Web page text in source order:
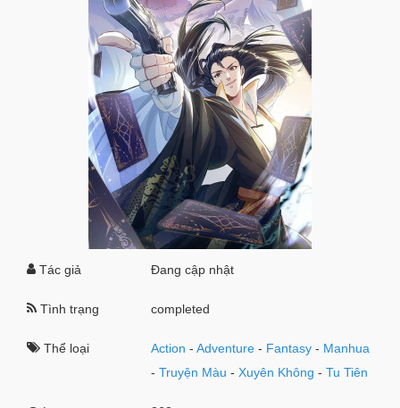
Tác giả Đang cập nhật
Tình trạng completed
Thể loại Action -Adventure - Fantasy - Manhua
-Truyện Màu -Xuyên Không -Tu Tiên